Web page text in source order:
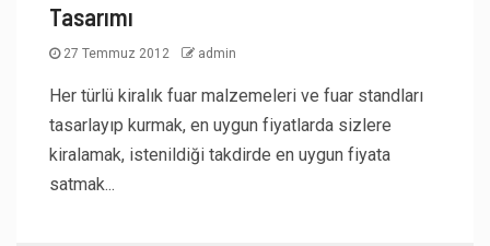
Tasarımı
27 Temmuz 2012 admin
Her türlü kiralık fuar malzemeleri ve fuar standları
tasarlayıp kurmak, en uygun fiyatlarda sizlere
kiralamak, istenildiği takdirde en uygun fiyata
satmak...